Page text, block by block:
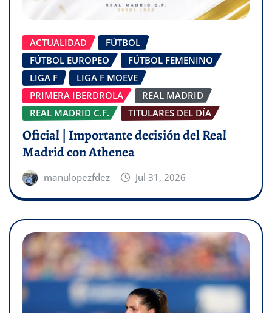
ACTUALIDAD
FÚTBOL
FÚTBOL EUROPEO
FÚTBOL FEMENINO
LIGA F
LIGA F MOEVE
PRIMERA IBERDROLA
REAL MADRID
REAL MADRID C.F.
TITULARES DEL DÍA
Oficial | Importante decisión del Real
Madrid con Athenea
manulopezfdez Jul 31, 2026